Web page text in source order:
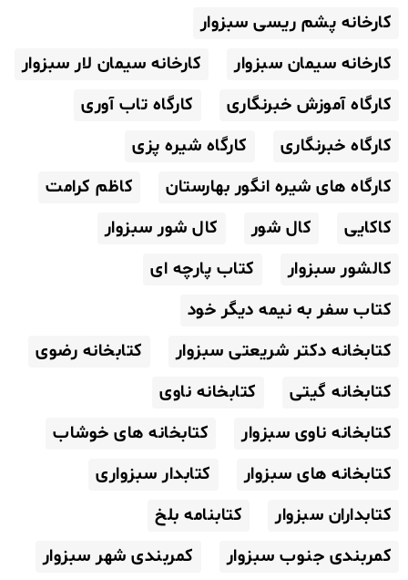
کارخانه پشم ریسی سبزوار
کارخانه سیمان سبزوار
کارخانه سیمان لار سبزوار
کارگاه آموزش خبرنگاری
کارگاه تاب آوری
کارگاه خبرنگاری
کارگاه شیره پزی
کارگاه های شیره انگور بهارستان
کاظم کرامت
کاکایی
کال شور
کال شور سبزوار
کالشور سبزوار
کتاب پارچه ای
کتاب سفر به نیمه دیگر خود
کتابخانه دکتر شریعتی سبزوار
کتابخانه رضوی
کتابخانه گیتی
کتابخانه ناوی
کتابخانه ناوی سبزوار
کتابخانه های خوشاب
کتابخانه های سبزوار
کتابدار سبزواری
کتابداران سبزوار
کتابنامه بلخ
کمربندی جنوب سبزوار
کمربندی شهر سبزوار